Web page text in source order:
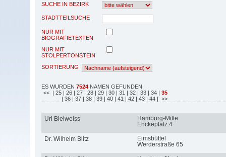
SUCHE IN BEZIRK
STADTTEILSUCHE
NUR MIT
BIOGRAFIETEXTEN
NUR MIT
STOLPERTONSTEIN
SORTIERUNG
ES WURDEN 7524 NAMEN GEFUNDEN
<< | 25 | 26 | 27 | 28 | 29 | 30 | 31 | 32 | 33 | 34 | 35
| 36 | 37 | 38 | 39 | 40 | 41 | 42 | 43 | 44 | >>
Uri Bleiweiss
Hamburg-Mitte
Enckeplatz 4
Dr. Wilhelm Blitz
Eimsbüttel
Werderstraße 65